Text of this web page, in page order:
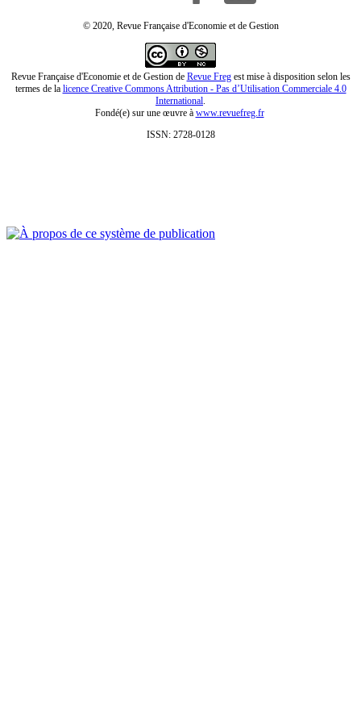
© 2020, Revue Française d'Economie et de Gestion
Revue Française d'Economie et de Gestion de Revue Fregest mise à disposition selon les
termes de la licence Creative Commons Attribution - Pas d’Utilisation Commerciale 4.0
International
Fondé(e) sur une œuvre à www.revuefreg.fr
ISSN: 2728-0128